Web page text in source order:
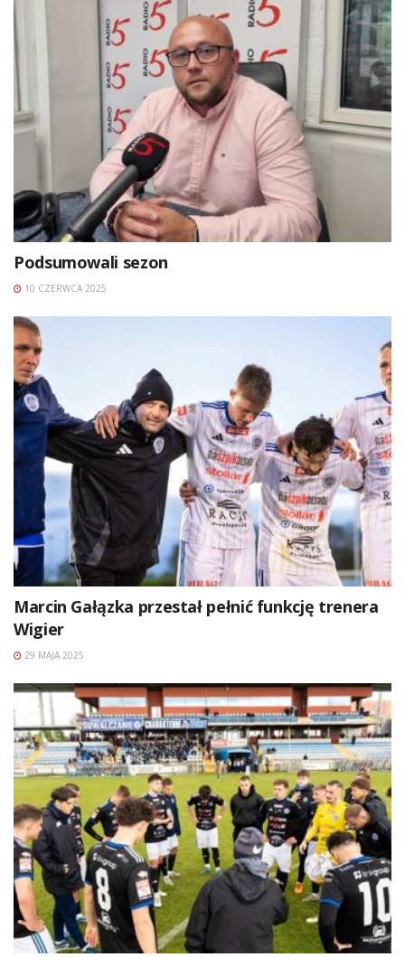
Podsumowali sezon
10 CZERWCA 2025
Marcin Gałązka przestał pełnić funkcję trenera
Wigier
29 MAJA 2025